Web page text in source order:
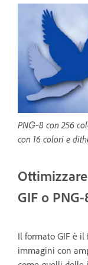
PNG‑8 con 256
con 16 colori e
GIF o PNG-
Il formato GIF è
immagini con